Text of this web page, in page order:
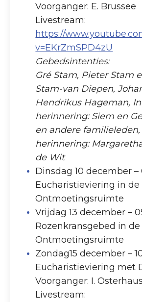
Voorganger: E. Brussee
Livestream:
https://
v=EKrZmSPD4zU
Gebedsintenties:
Gré Stam, Pieter Stam
Stam-van Diepen,
Hendrikus Hageman,
herinnering: Siem en
en andere
herinnering:
de Wit
Dinsdag 10 december –
Eucharistieviering in de
Ontmoetingsruimte
Vrijdag 13 december –
Rozenkransgebed in de
Ontmoetingsruimte
Zondag15 december –
Eucharistieviering met
Voorganger: I. Osterhaus
Livestream: